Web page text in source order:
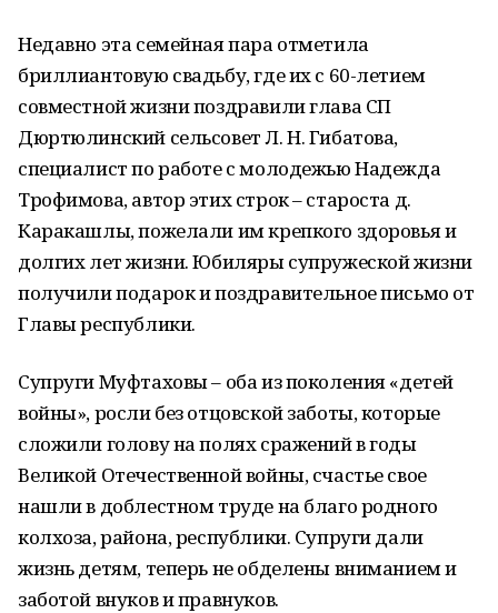
Недавно эта семейная пара отметила
бриллиантовую свадьбу, где их с 60-летием
совместной жизни поздравили глава СП
Дюртюлинский сельсовет Л. Н. Гибатова,
специалист по работе с молодежью Надежда
Трофимова, автор этих строк – староста д.
Каракашлы, пожелали им крепкого здоровья и
долгих лет жизни. Юбиляры супружеской жизни
получили подарок и поздравительное письмо от
Главы республики.
Супруги Муфтаховы – оба из поколения «детей
войны», росли без отцовской заботы, которые
сложили голову на полях сражений в годы
Великой Отечественной войны, счастье свое
нашли в доблестном труде на благо родного
колхоза, района, республики. Супруги дали
жизнь детям, теперь не обделены вниманием и
заботой внуков и правнуков.